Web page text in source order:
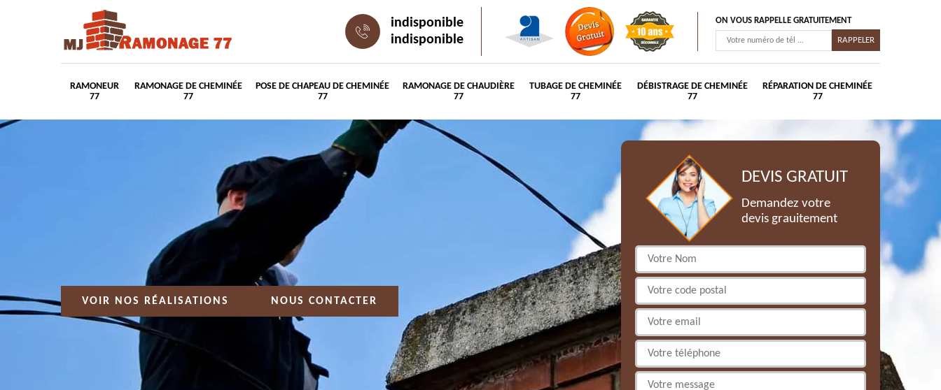
indisponible
indisponible
ON VOUS RAPPELLE GRATUITEMENT
RAMONEUR
77
RAMONAGE DE CHEMINÉE
77
POSE DE CHAPEAU DE CHEMINÉE
77
RAMONAGE DE CHAUDIÈRE
77
TUBAGE DE CHEMINÉE
77
DÉBISTRAGE DE CHEMINÉE
77
RÉPARATION DE CHEMINÉE
77
VOIR NOS RÉALISATIONS NOUS CONTACTER
DEVIS GRATUIT
Demandez votre
devis grauitement